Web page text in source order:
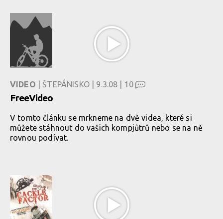
VIDEO | ŠTEPÁNISKO | 9.3.08 | 10
FreeVideo
V tomto článku se mrkneme na dvě videa, které si
můžete stáhnout do vašich kompjůtrů nebo se na ně
rovnou podívat.